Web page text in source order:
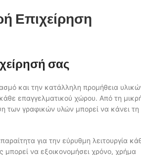
Επιχείρηση
σας
και την κατάλληλη προμήθεια
επαγγελματικού χώρου. Από τη
των γραφικών υλών μπορεί να κάνει τη
για την εύρυθμη λειτουργία
μπορεί να εξοικονομήσει χρόνο, χρήμα